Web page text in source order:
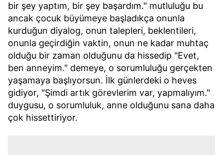
bir şey yaptım, bir şey başardım." mutluluğu bu
ancak çocuk büyümeye başladıkça onunla
kurduğun diyalog, onun talepleri, beklentileri,
onunla geçirdiğin vaktin, onun ne kadar muhtaç
olduğu bir zaman olduğunu da hissedip "Evet,
ben anneyim." demeye, o sorumluluğu gerçekten
yaşamaya başlıyorsun. İlk günlerdeki o heves
gidiyor, "Şimdi artık görevlerim var, yapmalıyım."
duygusu, o sorumluluk, anne olduğunu sana daha
çok hissettiriyor.